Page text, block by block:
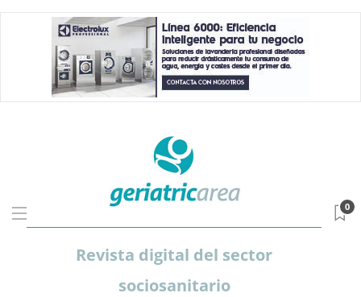
Revista digital del sector
sociosanitario
0